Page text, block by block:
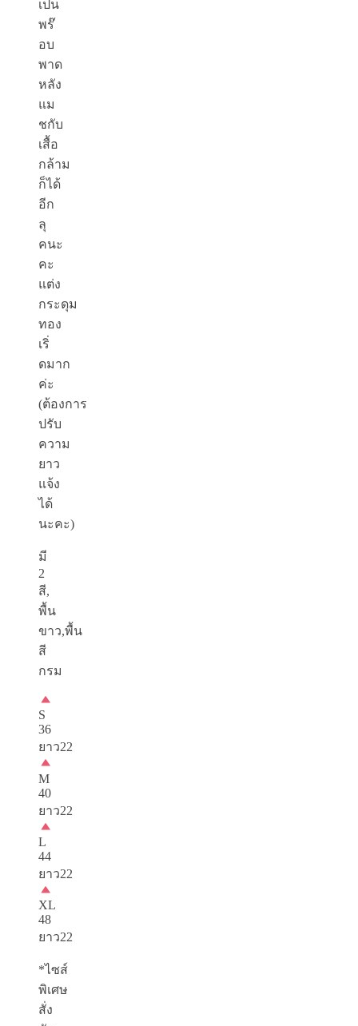
เป็น
พร๊
อบ
พาด
หลัง
แม
ชกับ
เสื้อ
กล้าม
ก็ได้
อีก
ลุ
คนะ
คะ
แต่ง
กระดุม
ทอง
เริ่
ดมาก
ค่ะ
(ต้องการ
ปรับ
ความ
ยาว
แจ้ง
ได้
นะคะ)
มี
2
สี,
พื้น
ขาว,พื้น
สี
กรม
S
36
ยาว22
M
40
ยาว22
L
44
ยาว22
XL
48
ยาว22
*ไซส์
พิเศษ
สั่ง